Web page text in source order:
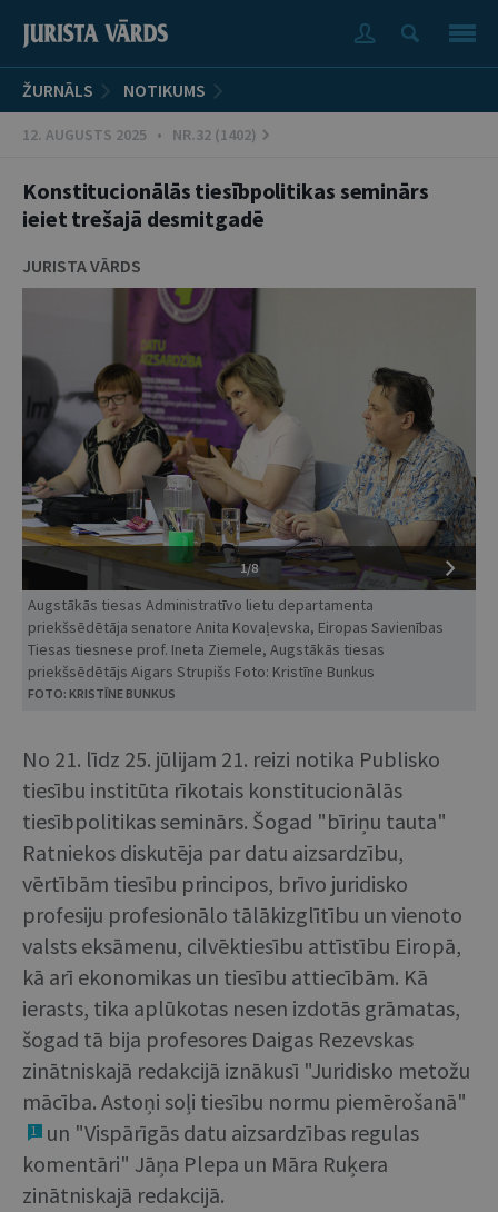
ŽURNĀLS NOTIKUMS
12. AUGUSTS 2025 • NR.32 (1402)
Konstitucionālās tiesībpolitikas seminārs
ieiet trešajā desmitgadē
JURISTA VĀRDS
1/8
Augstākās tiesas Administratīvo lietu departamenta
priekšsēdētāja senatore Anita Kovaļevska, Eiropas Savienības
Tiesas tiesnese prof. Ineta Ziemele, Augstākās tiesas
priekšsēdētājs Aigars Strupišs Foto: Kristīne Bunkus
FOTO: KRISTĪNE BUNKUS
No 21. līdz 25. jūlijam 21. reizi notika Publisko
tiesību institūta rīkotais konstitucionālās
tiesībpolitikas seminārs. Šogad "bīriņu tauta"
Ratniekos diskutēja par datu aizsardzību,
vērtībām tiesību principos, brīvo juridisko
profesiju profesionālo tālākizglītību un vienoto
valsts eksāmenu, cilvēktiesību attīstību Eiropā,
kā arī ekonomikas un tiesību attiecībām. Kā
ierasts, tika aplūkotas nesen izdotās grāmatas,
šogad tā bija profesores Daigas Rezevskas
zinātniskajā redakcijā iznākusī "Juridisko metožu
mācība. Astoņi soļi tiesību normu piemērošanā"
1
un "Vispārīgās datu aizsardzības regulas
komentāri" Jāņa Plepa un Māra Ruķera
zinātniskajā redakcijā.